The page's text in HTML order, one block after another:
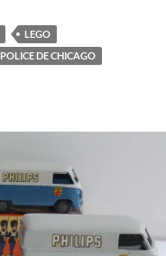
LEGO
POLICE DE CHICAGO